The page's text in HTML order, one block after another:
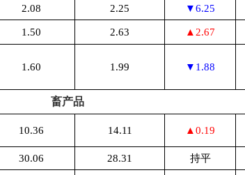
2.08 2.25 ▼6.25
1.50 2.63 ▲2.67
1.60 1.99 ▼1.88
畜产品
10.36 14.11 ▲0.19
30.06 28.31 持平